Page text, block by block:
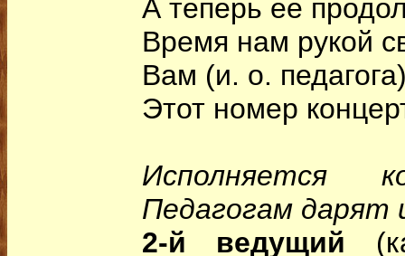
А теперь ее
Время нам рукой
Вам (и. о.
Этот номер
Исполняется
Педагогам дарят
2-й ведущий